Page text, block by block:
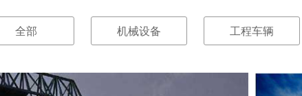
全部 机械设备 工程车辆